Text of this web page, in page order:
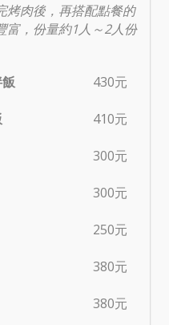
烤肉後，再搭配點餐的
富，份量約1人～2人份
430元
410元
300元
300元
250元
380元
380元